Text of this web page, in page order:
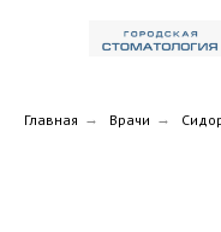
Главная → Врачи →